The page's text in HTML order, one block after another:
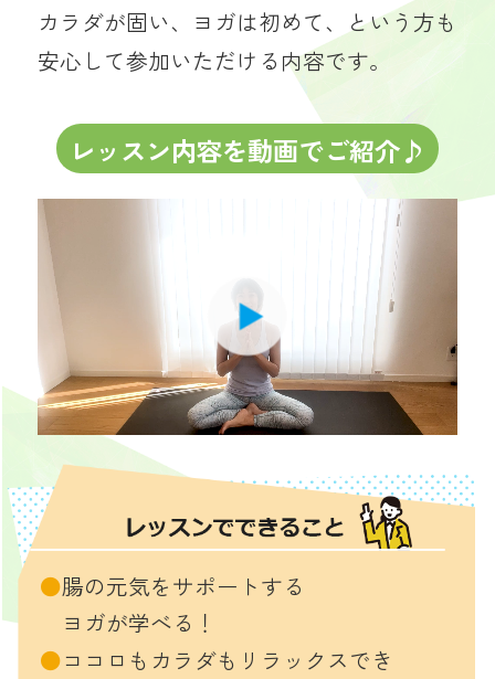
カラダが固い、ヨガは初めて、という方も
安心して参加いただける内容です。
レッスン内容を動画でご紹介♪
●腸の元気をサポートする
ヨガが学べる！
●ココロもカラダもリラックスでき